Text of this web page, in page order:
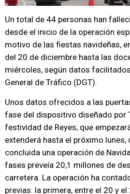
Un total de 44 personas han
desde el inicio de la operación
motivo de las fiestas navideñas,
del 20 de diciembre hasta las
miércoles, según datos
General de Tráfico (DGT).
Unos datos ofrecidos a las
fase del dispositivo diseñado por
festividad de Reyes, que
extenderá hasta el próximo lunes,
concluida una operación de
fases preveía 20,1 millones de
carretera. La operación ha
previas: la primera, entre el 20 y